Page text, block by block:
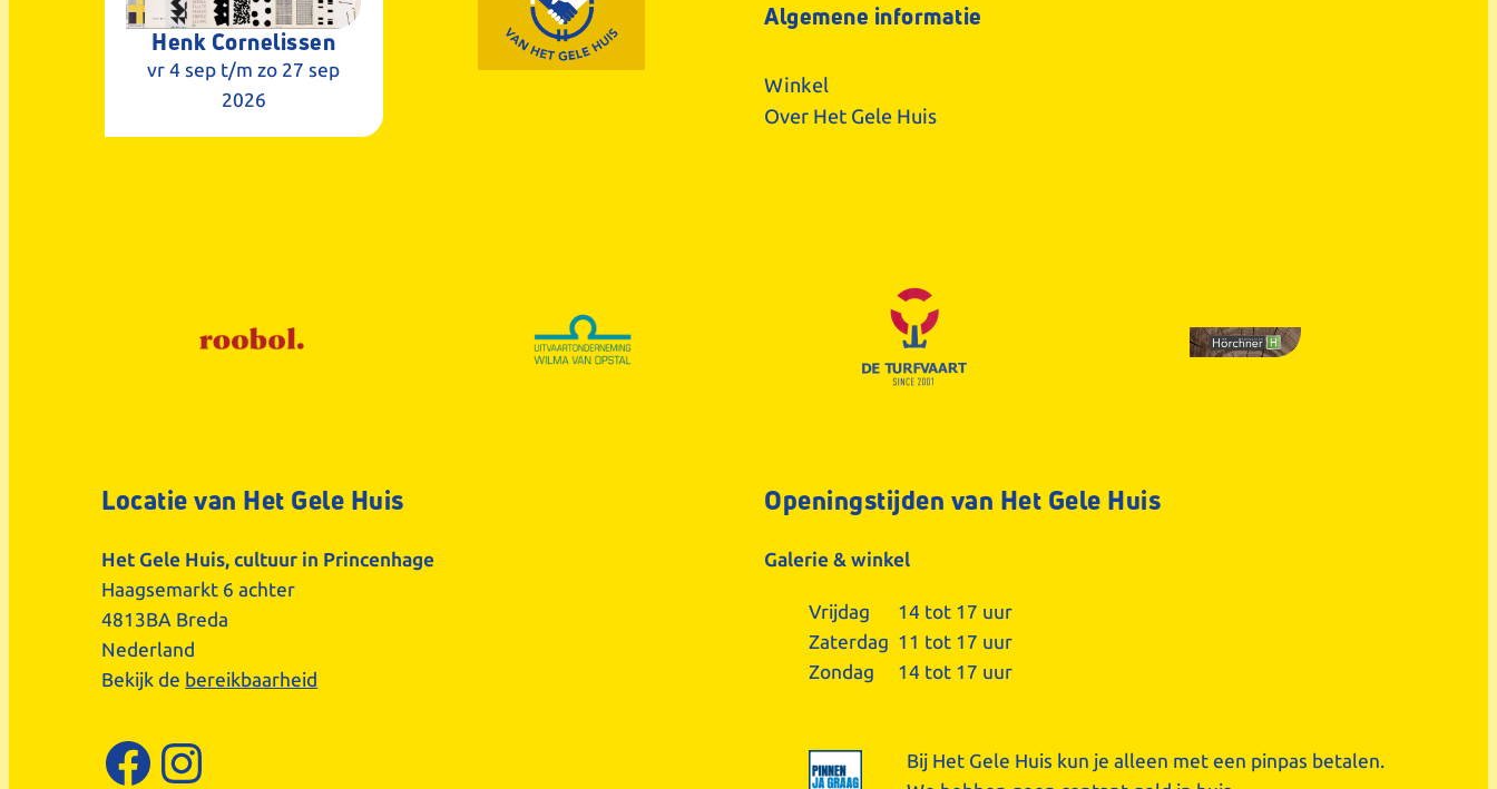
Henk Cornelissen
vr 4 sep t/m zo 27 sep
2026
Algemene informatie
Winkel
Over Het Gele Huis
Locatie van Het Gele Huis
Het Gele Huis, cultuur in Princenhage
Haagsemarkt 6 achter
4813BA Breda
Nederland
Bekijk de bereikbaarheid
Facebook
Instagram
Openingstijden van Het Gele Huis
Galerie & winkel
Vrijdag
14 tot 17 uur
Zaterdag 11 tot 17 uur
Zondag
14 tot 17 uur
Bij Het Gele Huis kun je alleen met een pinpas betalen.